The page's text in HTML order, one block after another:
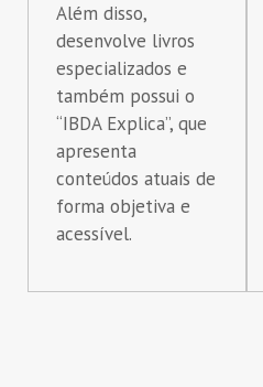
Além disso,
desenvolve livros
especializados e
também possui o
“IBDA Explica”, que
apresenta
conteúdos atuais de
forma objetiva e
acessível.